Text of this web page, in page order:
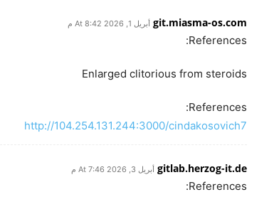
git.miasma-os.com أبريل 1, 2026 At 8:42 م
References:
Enlarged clitorious from steroids
References:
http://104.254.131.244:3000/cindakosovich7
gitlab.herzog-it.de أبريل 3, 2026 At 7:46 م
References: